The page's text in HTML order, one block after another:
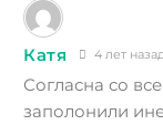
Катя 4 лет назад
Согласна со
заполонили